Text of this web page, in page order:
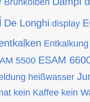
De Longhi display
Entkalkung
5500 ESAM
heißwasser
kein Kaffee kein